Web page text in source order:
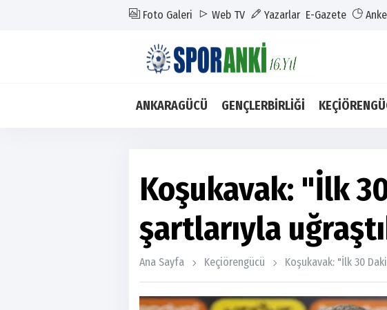
Foto Galeri Web TV Yazarlar E-Gazete
ANKARAGÜCÜ GENÇLERBİRLİĞİ
Koşukavak: "İlk
şartlarıyla
Ana Sayfa Keçiörengücü Koşukavak: "İlk 30